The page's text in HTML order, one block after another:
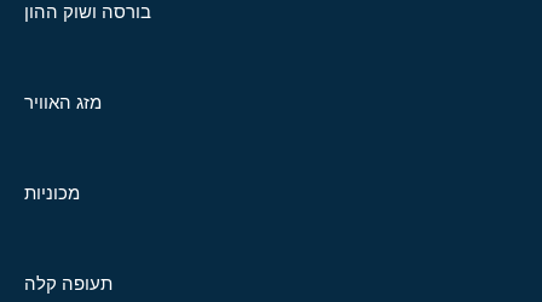
בורסה ושוק ההון
מזג האוויר
מכוניות
תעופה קלה